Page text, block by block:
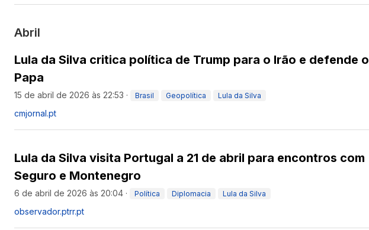
Abril
Lula da Silva critica política de Trump para o Irão e defende o
Papa
15 de abril de 2026 às 22:53 · Brasil Geopolítica Lula da Silva
cmjornal.pt
Lula da Silva visita Portugal a 21 de abril para encontros com
Seguro e Montenegro
6 de abril de 2026 às 20:04 · Política Diplomacia Lula da Silva
observador.ptrr.pt